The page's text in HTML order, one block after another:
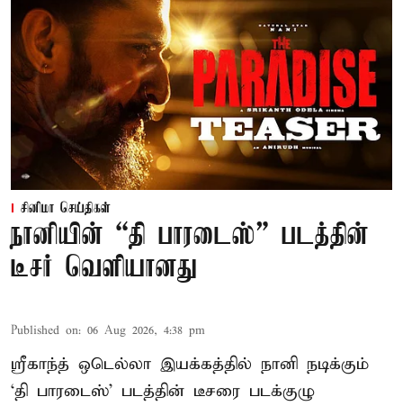
சினிமா செய்திகள்
நானியின் “தி பாரடைஸ்” படத்தின்
டீசர் வெளியானது
Published on: 06 Aug 2026, 4:38 pm
ஸ்ரீகாந்த் ஒடெல்லா இயக்கத்தில் நானி நடிக்கும்
‘தி பாரடைஸ்’ படத்தின் டீசரை படக்குழு